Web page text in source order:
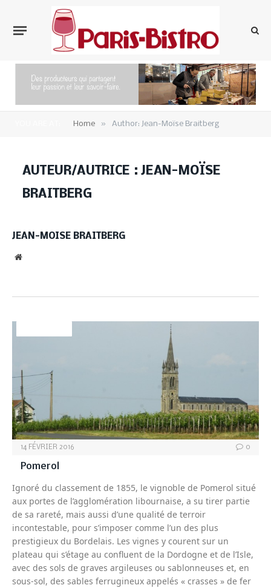
Home » Author: Jean-Moïse Braitberg
AUTEUR/AUTRICE :JEAN-MOÏSE
BRAITBERG
JEAN-MOÏSE BRAITBERG
Website
14 FÉVRIER 2016 0
Pomerol
Ignoré du classement de 1855, le vignoble de Pomerol situé
aux portes de l’agglomération libournaise, a su tirer partie
de sa rareté, mais aussi d’une qualité de terroir
incontestable, pour s’imposer comme l’un des plus
prestigieux du Bordelais. Les vignes y courent sur un
plateau qui s’étage au confluent de la Dordogne et de l’Isle,
avec des sols de graves argileuses ou sablonneuses et, en
sous-sol, des sables ferrugineux appelés « crasses » de fer